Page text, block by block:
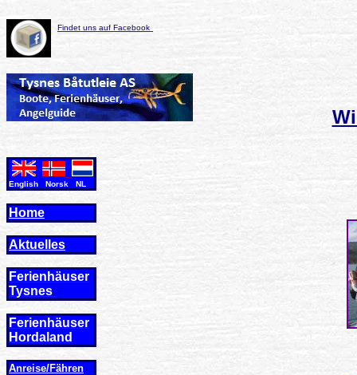
Findet uns auf Facebook
English Norsk NL
Home
Aktuelles
Ferienhäuser
Tysnes
Ferienhäuser
Hordaland
Anreise/Fähren